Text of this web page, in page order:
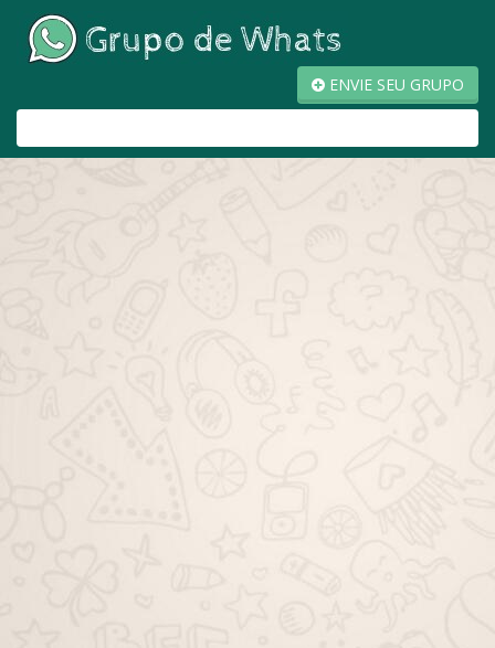
ENVIE SEU GRUPO